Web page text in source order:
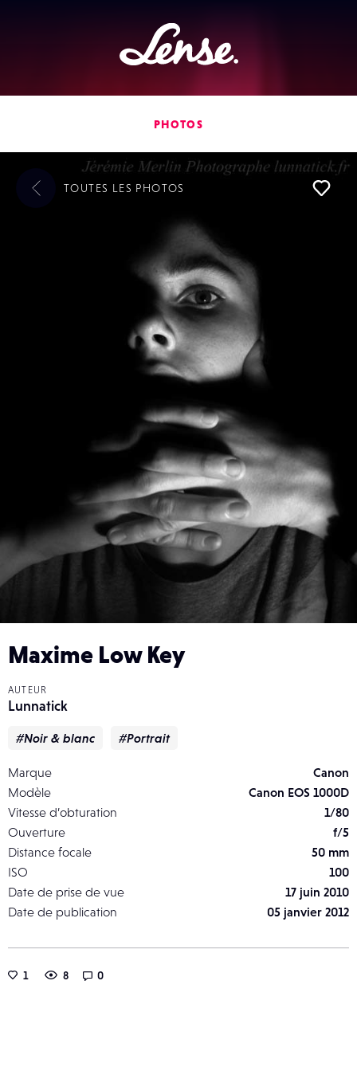
Lense
PHOTOS
Maxime Low Key
AUTEUR
Lunnatick
#Noir & blanc #Portrait
Marque
Canon
Modèle
Canon EOS 1000D
Vitesse d’obturation
1/80
Ouverture
f/5
Distance focale
50 mm
ISO
100
Date de prise de vue
17 juin 2010
Date de publication
05 janvier 2012
1 8 0
TOUTES LES PHOTOS